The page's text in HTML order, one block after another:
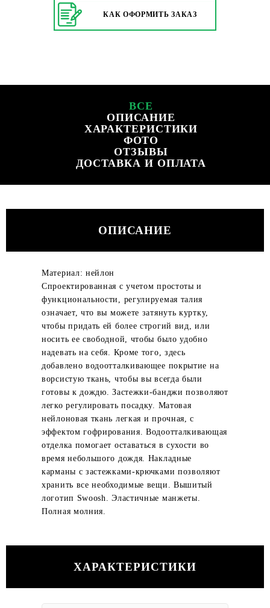
КАК ОФОРМИТЬ ЗАКАЗ
ВСЕ
ОПИСАНИЕ
ХАРАКТЕРИСТИКИ
ФОТО
ОТЗЫВЫ
ДОСТАВКА И ОПЛАТА
ОПИСАНИЕ
Материал: нейлон
Спроектированная с учетом простоты и
функциональности, регулируемая талия
означает, что вы можете затянуть куртку,
чтобы придать ей более строгий вид, или
носить ее свободной, чтобы было удобно
надевать на себя. Кроме того, здесь
добавлено водоотталкивающее покрытие на
ворсистую ткань, чтобы вы всегда были
готовы к дождю. Застежки-банджи позволяют
легко регулировать посадку. Матовая
нейлоновая ткань легкая и прочная, с
эффектом гофрирования. Водоотталкивающая
отделка помогает оставаться в сухости во
время небольшого дождя. Накладные
карманы с застежками-крючками позволяют
хранить все необходимые вещи. Вышитый
логотип Swoosh. Эластичные манжеты.
Полная молния.
ХАРАКТЕРИСТИКИ